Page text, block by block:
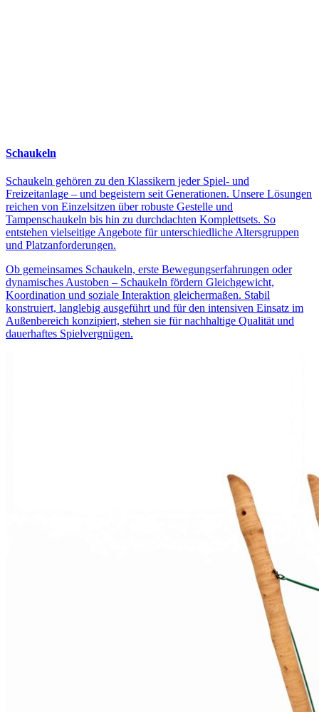
Schaukeln
Schaukeln gehören zu den Klassikern jeder Spiel- und
Freizeitanlage – und begeistern seit Generationen. Unsere Lösungen
reichen von Einzelsitzen über robuste Gestelle und
Tampenschaukeln bis hin zu durchdachten Komplettsets. So
entstehen vielseitige Angebote für unterschiedliche Altersgruppen
und Platzanforderungen.
Ob gemeinsames Schaukeln, erste Bewegungserfahrungen oder
dynamisches Austoben – Schaukeln fördern Gleichgewicht,
Koordination und soziale Interaktion gleichermaßen. Stabil
konstruiert, langlebig ausgeführt und für den intensiven Einsatz im
Außenbereich konzipiert, stehen sie für nachhaltige Qualität und
dauerhaftes Spielvergnügen.